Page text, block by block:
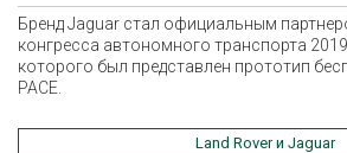
Бренд Jaguar стал официальным
конгресса автономного транспорта
которого был представлен прототип
PACE.
Land Rover и Jaguar